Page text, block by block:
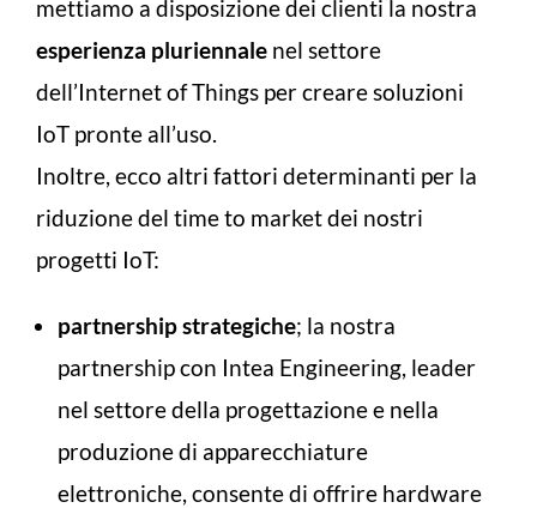
mettiamo a disposizione dei clienti la nostra
esperienza pluriennale nel settore
dell’Internet of Things per creare soluzioni
IoT pronte all’uso.
Inoltre, ecco altri fattori determinanti per la
riduzione del time to market dei nostri
progetti IoT:
partnership strategiche; la nostra
partnership con Intea Engineering, leader
nel settore della progettazione e nella
produzione di apparecchiature
elettroniche, consente di offrire hardware